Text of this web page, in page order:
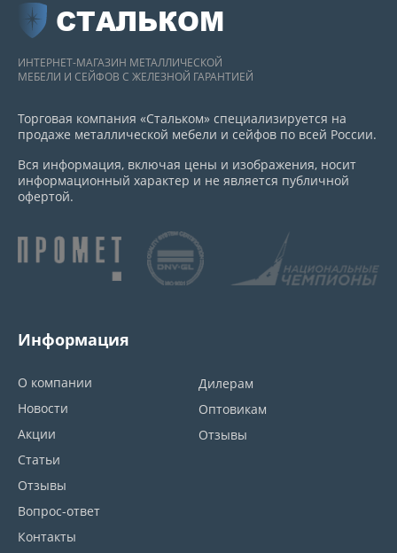
СТАЛЬКОМ
ИНТЕРНЕТ-МАГАЗИН МЕТАЛЛИЧЕСКОЙ
МЕБЕЛИ И СЕЙФОВ С ЖЕЛЕЗНОЙ ГАРАНТИЕЙ
Торговая компания «Стальком» специализируется на
продаже металлической мебели и сейфов по всей России.
Вся информация, включая цены и изображения, носит
информационный характер и не является публичной
офертой.
Информация
О компании
Новости
Акции
Статьи
Отзывы
Вопрос-ответ
Контакты
Дилерам
Оптовикам
Отзывы